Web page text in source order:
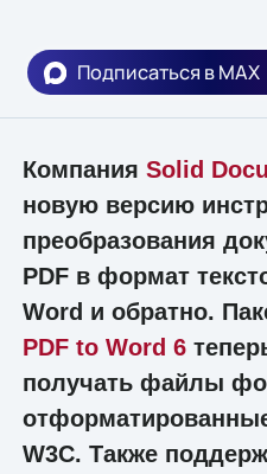
Подписаться в MAX
Компания Solid
новую версию
преобразования
PDF в формат
Word и обратно.
PDF to Word 6
получать файлы
W3C. Также